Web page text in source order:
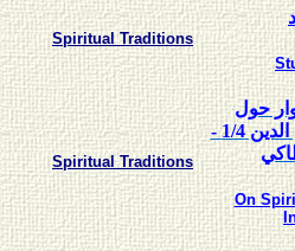
Spiritual Traditions
Spiritual Traditions
حول
الروحانية والموقف من الدين 1/4 -
On